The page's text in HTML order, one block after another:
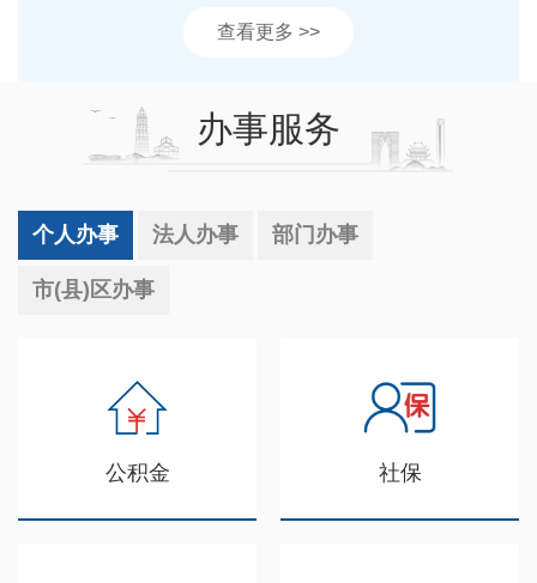
查看更多 >>
办事服务
个人办事 法人办事 部门办事
市(县)区办事
公积金 社保